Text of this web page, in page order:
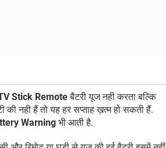
Stick Remoteबैटरी यूज नही करता बल्कि
की नही हैं तो यह हर सप्ताह ख़त्म हो सकती हैं.
Warning भी आती है.